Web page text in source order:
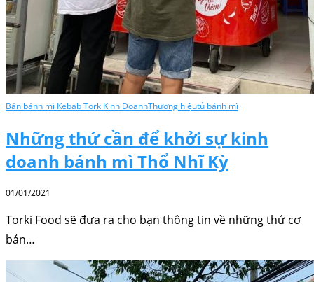
Bán bánh mì Kebab TorkiKinh DoanhThương hiệutủ bánh mì
Những thứ cần để khởi sự kinh
doanh bánh mì Thổ Nhĩ Kỳ
01/01/2021
Torki Food sẽ đưa ra cho bạn thông tin về những thứ cơ
bản…